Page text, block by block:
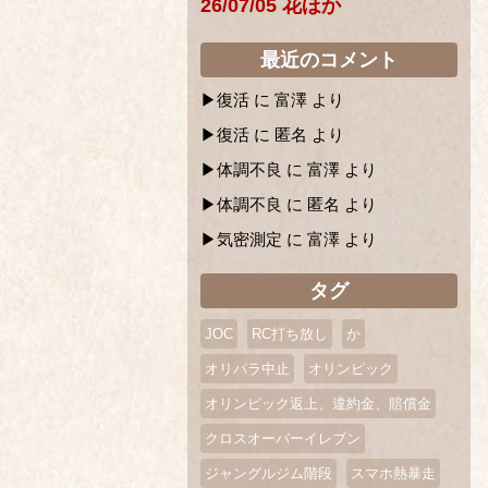
26/07/05 花ほか
最近のコメント
復活 に 富澤 より
復活 に 匿名 より
体調不良 に 富澤 より
体調不良 に 匿名 より
気密測定 に 富澤 より
タグ
JOC RC打ち放し か
オリパラ中止 オリンピック
オリンピック返上、違約金、賠償金
クロスオーバーイレブン
ジャングルジム階段 スマホ熱暴走